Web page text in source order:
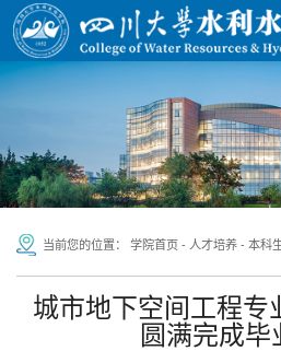
当前您的位置： 学院首页 - 人才培养 - 本科
城市地下空间工程专
圆满完成毕